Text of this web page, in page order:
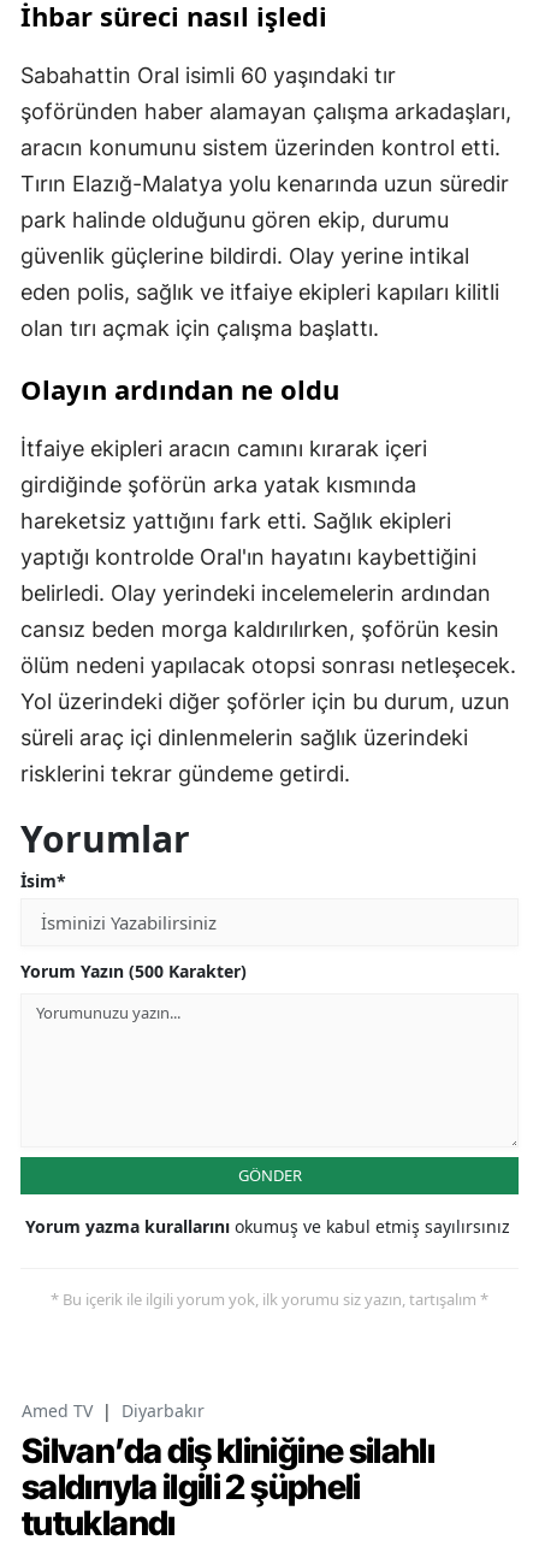
İhbar süreci nasıl işledi
Sabahattin Oral isimli 60 yaşındaki tır
şoföründen haber alamayan çalışma arkadaşları,
aracın konumunu sistem üzerinden kontrol etti.
Tırın Elazığ-Malatya yolu kenarında uzun süredir
park halinde olduğunu gören ekip, durumu
güvenlik güçlerine bildirdi. Olay yerine intikal
eden polis, sağlık ve itfaiye ekipleri kapıları kilitli
olan tırı açmak için çalışma başlattı.
Olayın ardından ne oldu
İtfaiye ekipleri aracın camını kırarak içeri
girdiğinde şoförün arka yatak kısmında
hareketsiz yattığını fark etti. Sağlık ekipleri
yaptığı kontrolde Oral'ın hayatını kaybettiğini
belirledi. Olay yerindeki incelemelerin ardından
cansız beden morga kaldırılırken, şoförün kesin
ölüm nedeni yapılacak otopsi sonrası netleşecek.
Yol üzerindeki diğer şoförler için bu durum, uzun
süreli araç içi dinlenmelerin sağlık üzerindeki
risklerini tekrar gündeme getirdi.
Yorumlar
İsim*
Yorum Yazın (500 Karakter)
GÖNDER
Yorum yazma kurallarını okumuş ve kabul etmiş sayılırsınız
* Bu içerik ile ilgili yorum yok, ilk yorumu siz yazın, tartışalım *
Amed TV | Diyarbakır
Silvan’da diş kliniğine silahlı
saldırıyla ilgili 2 şüpheli
tutuklandı